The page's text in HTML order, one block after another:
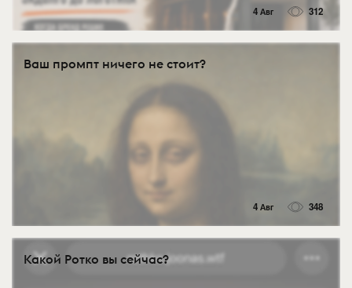
4 Авг 312
Ваш промпт ничего не стоит?
4 Авг 348
Какой Ротко вы сейчас?